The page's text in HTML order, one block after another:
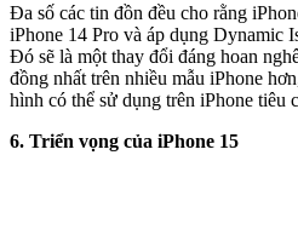
Đa số các tin đồn đều cho rằng
iPhone 14 Pro và áp dụng Dynamic
Đó sẽ là một thay đổi đáng hoan
đồng nhất trên nhiều mẫu iPhone
hình có thể sử dụng trên iPhone tiêu
6. Triển vọng của iPhone 15